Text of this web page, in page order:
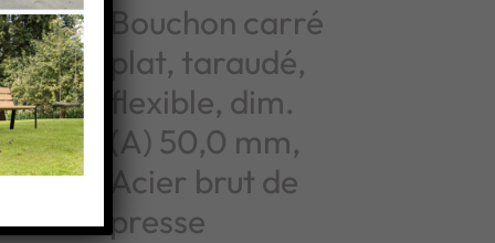
Bouchon carré
plat, taraudé,
flexible, dim.
(A) 50,0 mm,
Acier brut de
presse